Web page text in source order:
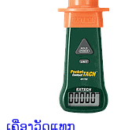
ເຄື່ອງວັດແທກ